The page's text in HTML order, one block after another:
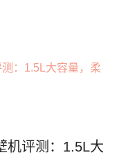
机评测：1.5L大